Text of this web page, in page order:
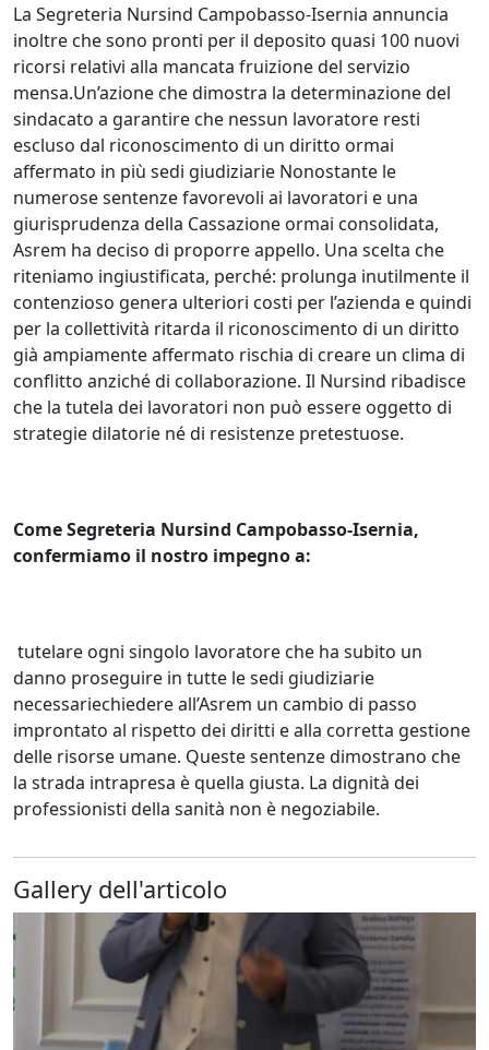
La Segreteria Nursind Campobasso‑Isernia annuncia
inoltre che sono pronti per il deposito quasi 100 nuovi
ricorsi relativi alla mancata fruizione del servizio
mensa.Un’azione che dimostra la determinazione del
sindacato a garantire che nessun lavoratore resti
escluso dal riconoscimento di un diritto ormai
affermato in più sedi giudiziarie Nonostante le
numerose sentenze favorevoli ai lavoratori e una
giurisprudenza della Cassazione ormai consolidata,
Asrem ha deciso di proporre appello. Una scelta che
riteniamo ingiustificata, perché: prolunga inutilmente il
contenzioso genera ulteriori costi per l’azienda e quindi
per la collettività ritarda il riconoscimento di un diritto
già ampiamente affermato rischia di creare un clima di
conflitto anziché di collaborazione. Il Nursind ribadisce
che la tutela dei lavoratori non può essere oggetto di
strategie dilatorie né di resistenze pretestuose.
Come Segreteria Nursind Campobasso‑Isernia,
confermiamo il nostro impegno a:
tutelare ogni singolo lavoratore che ha subito un
danno proseguire in tutte le sedi giudiziarie
necessariechiedere all’Asrem un cambio di passo
improntato al rispetto dei diritti e alla corretta gestione
delle risorse umane. Queste sentenze dimostrano che
la strada intrapresa è quella giusta. La dignità dei
professionisti della sanità non è negoziabile.
Gallery dell'articolo